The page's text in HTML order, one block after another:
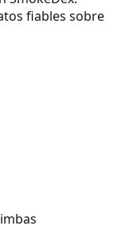
fiables sobre